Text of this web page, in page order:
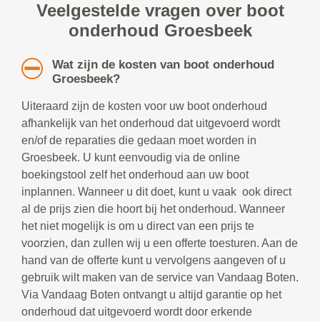
Veelgestelde vragen over boot
onderhoud Groesbeek
Wat zijn de kosten van boot onderhoud
Groesbeek?
Uiteraard zijn de kosten voor uw boot onderhoud
afhankelijk van het onderhoud dat uitgevoerd wordt
en/of de reparaties die gedaan moet worden in
Groesbeek. U kunt eenvoudig via de online
boekingstool zelf het onderhoud aan uw boot
inplannen. Wanneer u dit doet, kunt u vaak ook direct
al de prijs zien die hoort bij het onderhoud. Wanneer
het niet mogelijk is om u direct van een prijs te
voorzien, dan zullen wij u een offerte toesturen. Aan de
hand van de offerte kunt u vervolgens aangeven of u
gebruik wilt maken van de service van Vandaag Boten.
Via Vandaag Boten ontvangt u altijd garantie op het
onderhoud dat uitgevoerd wordt door erkende